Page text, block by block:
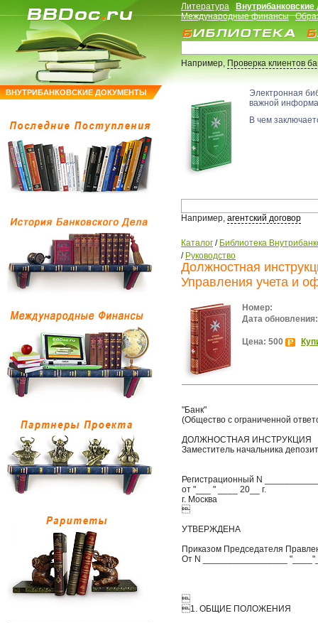
ВНУТРИБАНКОВСКИЕ ДОКУМЕНТЫ
Литература
Международные финансы
Например,Проверка клиентов
Электронная
важной
В чем
Например, агентский договор
Каталог / Библиотека
/ Руководство
Должностная
Управления учета и
Номер:
Дата обновления:
Цена: 500
"Банк"
(Общество с ограниченной
ДОЛЖНОСТНАЯ ИНСТРУКЦИЯ
Заместитель начальника
Регистрационный N
от "___ " ____ 20__ г.
г. Москва

УТВЕРЖДЕНА
Приказом Председателя
От N _________________

1. ОБЩИЕ ПОЛОЖЕНИЯ